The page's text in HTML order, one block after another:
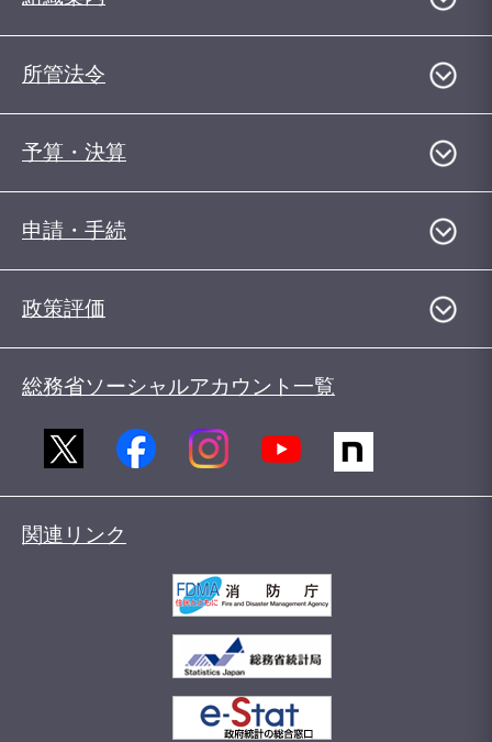
所管法令
予算・決算
申請・手続
政策評価
総務省ソーシャルアカウント一覧
関連リンク